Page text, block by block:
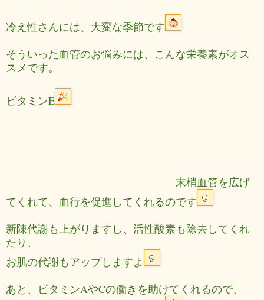
冷え性さんには、大変な季節です
そういった血管のお悩みには、こんな栄養素がオス
スメです。
ビタミンE
末梢血管を広げ
てくれて、血行を促進してくれるのです
新陳代謝も上がりますし、活性酸素も除去してくれ
たり、
お肌の代謝もアップしますよ
あと、ビタミンAやCの働きを助けてくれるので、